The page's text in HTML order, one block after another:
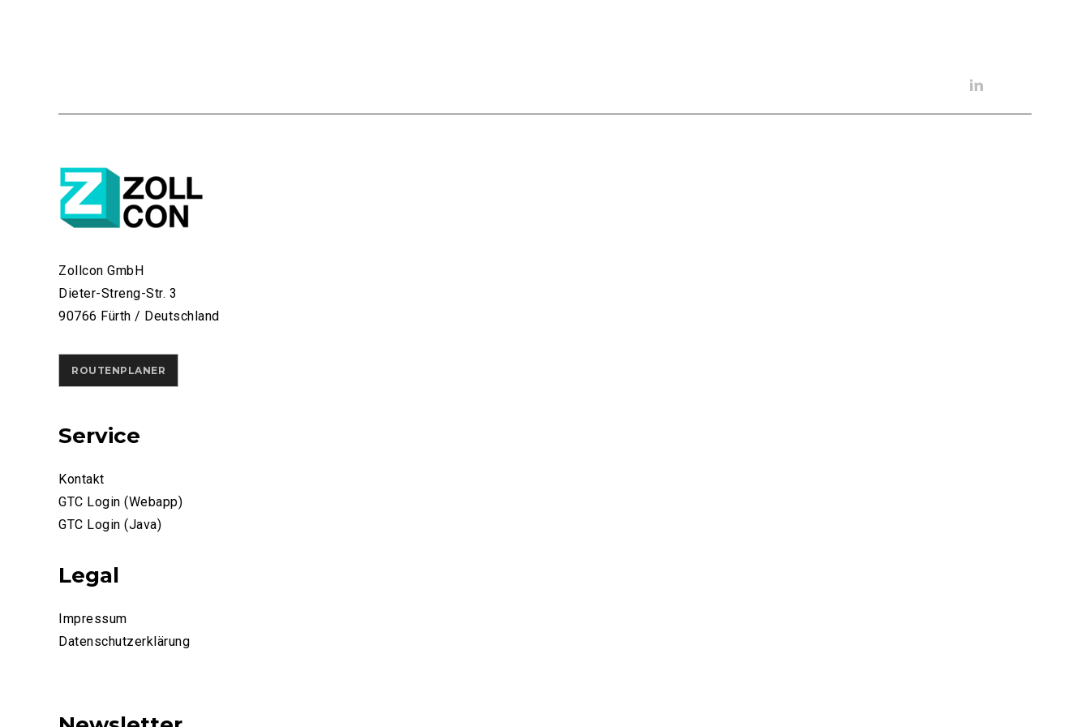
Zollcon GmbH
Dieter-Streng-Str. 3
90766 Fürth / Deutschland
ROUTENPLANER
Service
Kontakt
GTC Login (Webapp)
GTC Login (Java)
Legal
Impressum
Datenschutzerklärung